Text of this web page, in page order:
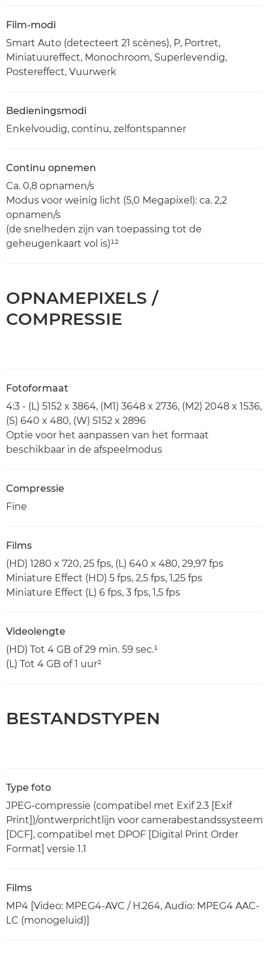
Film-modi
Smart Auto (detecteert 21 scènes), P, Portret,
Miniatuureffect, Monochroom, Superlevendig,
Postereffect, Vuurwerk
Bedieningsmodi
Enkelvoudig, continu, zelfontspanner
Continu opnemen
Ca. 0,8 opnamen/s
Modus voor weinig licht (5,0 Megapixel): ca. 2,2
opnamen/s
(de snelheden zijn van toepassing tot de
geheugenkaart vol is)¹²
OPNAMEPIXELS /
COMPRESSIE
Fotoformaat
4:3 - (L) 5152 x 3864, (M1) 3648 x 2736, (M2) 2048 x 1536,
(S) 640 x 480, (W) 5152 x 2896
Optie voor het aanpassen van het formaat
beschikbaar in de afspeelmodus
Compressie
Fine
Films
(HD) 1280 x 720, 25 fps, (L) 640 x 480, 29,97 fps
Miniature Effect (HD) 5 fps, 2,5 fps, 1,25 fps
Miniature Effect (L) 6 fps, 3 fps, 1,5 fps
Videolengte
(HD) Tot 4 GB of 29 min. 59 sec.¹
(L) Tot 4 GB of 1 uur²
BESTANDSTYPEN
Type foto
JPEG-compressie (compatibel met Exif 2.3 [Exif
Print])/ontwerprichtlijn voor camerabestandssysteem
[DCF], compatibel met DPOF [Digital Print Order
Format] versie 1.1
Films
MP4 [Video: MPEG4-AVC / H.264, Audio: MPEG4 AAC-
LC (monogeluid)]